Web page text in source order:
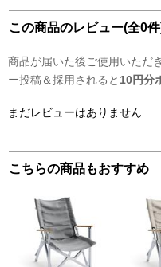
この商品のレビュー(全0
商品が届いた後ご使用いただき
ー投稿＆採用されると 10円分
まだレビューはありません
こちらの商品もおすすめ